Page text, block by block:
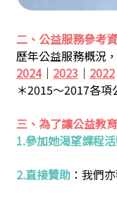
二、公益服務參考
歷年公益服務概況
2024｜ 2023 ｜ 2022
＊2015～2017各
三、為了讓公益教
1.參加她渴望課程
2.直接贊助 ： 我們